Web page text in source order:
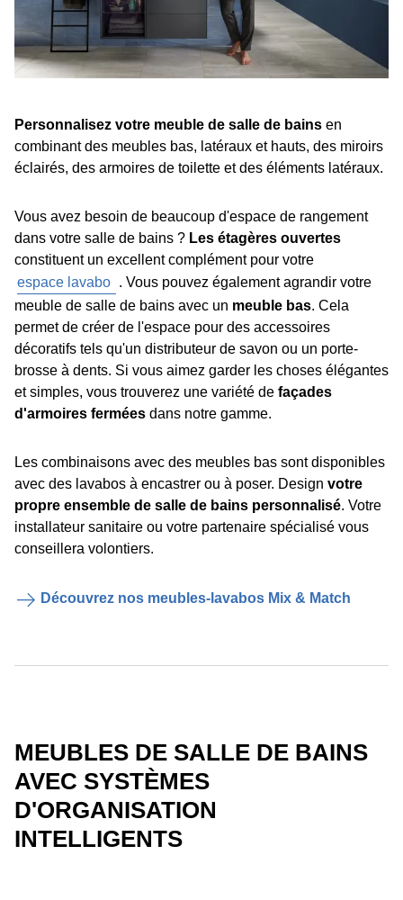
Personnalisez votre meuble de salle de bains en
combinant des meubles bas, latéraux et hauts, des miroirs
éclairés, des armoires de toilette et des éléments latéraux.
Vous avez besoin de beaucoup d'espace de rangement
dans votre salle de bains ? Les étagères ouvertes
constituent un excellent complément pour votre
espace lavabo . Vous pouvez également agrandir votre
meuble de salle de bains avec un meuble bas. Cela
permet de créer de l'espace pour des accessoires
décoratifs tels qu'un distributeur de savon ou un porte-
brosse à dents. Si vous aimez garder les choses élégantes
et simples, vous trouverez une variété de façades
d'armoires fermées dans notre gamme.
Les combinaisons avec des meubles bas sont disponibles
avec des lavabos à encastrer ou à poser. Design votre
propre ensemble de salle de bains personnalisé. Votre
installateur sanitaire ou votre partenaire spécialisé vous
conseillera volontiers.
Découvrez nos meubles-lavabos Mix & Match
MEUBLES DE SALLE DE BAINS
AVEC SYSTÈMES
D'ORGANISATION
INTELLIGENTS